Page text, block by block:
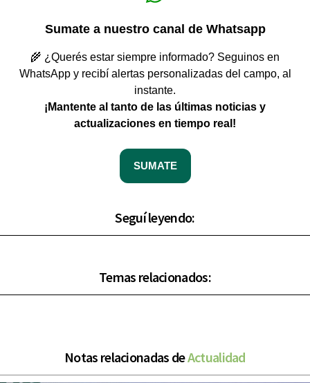
Sumate a nuestro canal de Whatsapp
🌾 ¿Querés estar siempre informado? Seguinos en
WhatsApp y recibí alertas personalizadas del campo, al
instante.
¡Mantente al tanto de las últimas noticias y
actualizaciones en tiempo real!
SUMATE
Seguí leyendo:
Temas relacionados:
Notas relacionadas deActualidad